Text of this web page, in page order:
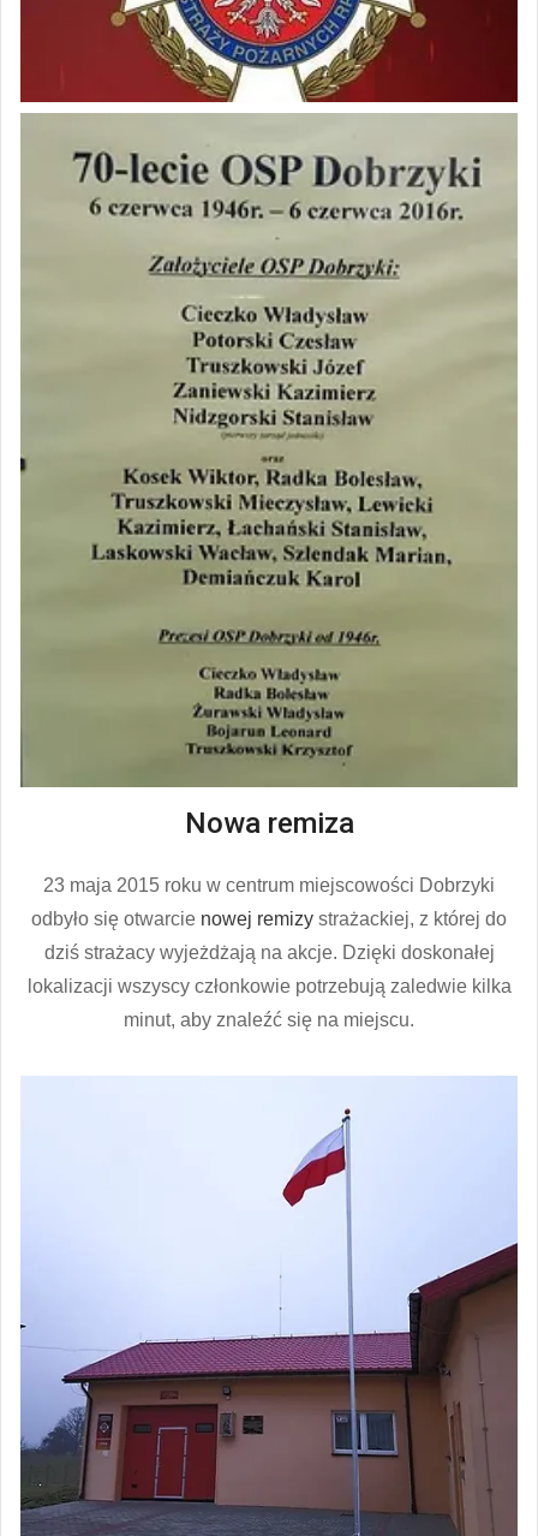
Nowa remiza
23 maja 2015 roku w centrum miejscowości Dobrzyki
odbyło się otwarcie nowej remizy strażackiej, z której do
dziś strażacy wyjeżdżają na akcje. Dzięki doskonałej
lokalizacji wszyscy członkowie potrzebują zaledwie kilka
minut, aby znaleźć się na miejscu.